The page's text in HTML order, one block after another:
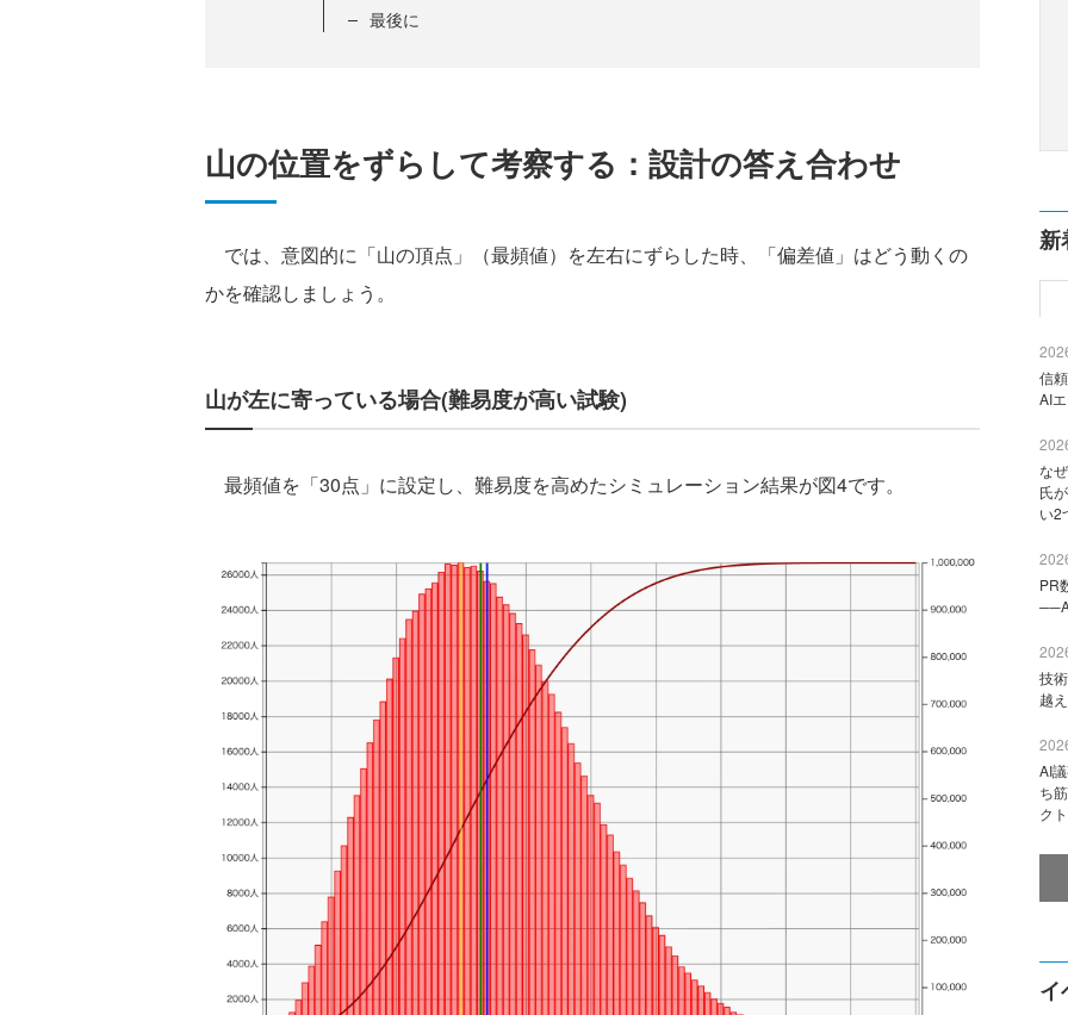
最後に
山の位置をずらして考察する：設計の答え合わせ
では、意図的に「山の頂点」（最頻値）を左右にずらした時、「偏差値」はどう動くの
かを確認しましょう。
山が左に寄っている場合(難易度が高い試験)
最頻値を「30点」に設定し、難易度を高めたシミュレーション結果が図4です。
新
信
AI
な
氏
い2
PR
技
越
AI
ち
ク
イ